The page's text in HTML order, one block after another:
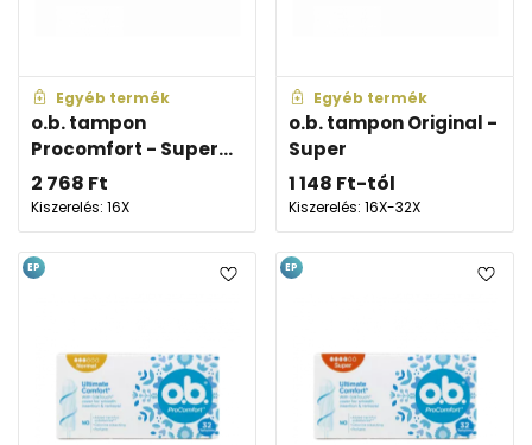
Egyéb termék
o.b. tampon
Procomfort - Super...
2 768 Ft
Kiszerelés: 16X
Egyéb termék
o.b. tampon Original -
Super
1 148 Ft-tól
Kiszerelés: 16X-32X
EP EP